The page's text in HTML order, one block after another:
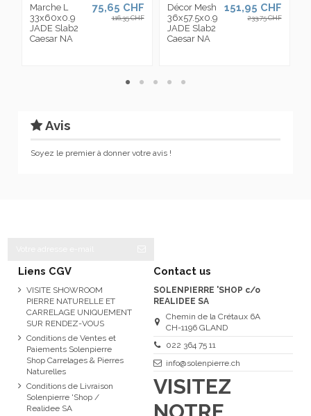
Marche L
33x60x0.9
JADE Slab2
Caesar NA
75,65 CHF
116,35 CHF
Décor Mesh
36x57.5x0.9
JADE Slab2
Caesar NA
151,95 CHF
233,75 CHF
Avis
Soyez le premier à donner votre avis !
Liens CGV
VISITE SHOWROOM
PIERRE NATURELLE ET
CARRELAGE UNIQUEMENT
SUR RENDEZ-VOUS
Conditions de Ventes et
Paiements Solenpierre
Shop Carrelages & Pierres
Naturelles
Conditions de Livraison
Solenpierre 'Shop /
Realidee SA
Contact us
SOLENPIERRE 'SHOP c/o
REALIDEE SA
Chemin de la Crétaux 6A
CH-1196 GLAND
022 364 75 11
info@solenpierre.ch
VISITEZ